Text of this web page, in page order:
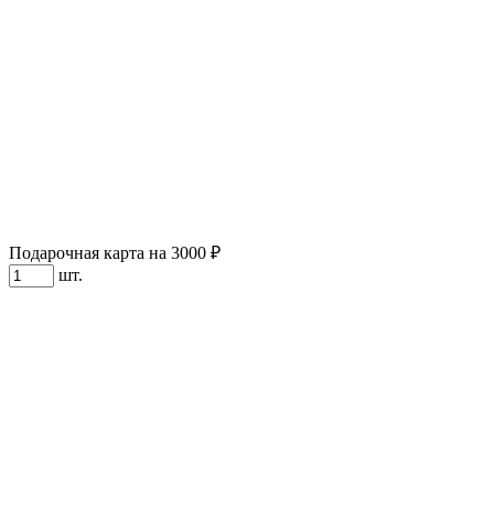
Подарочная карта на 3000 ₽
шт.